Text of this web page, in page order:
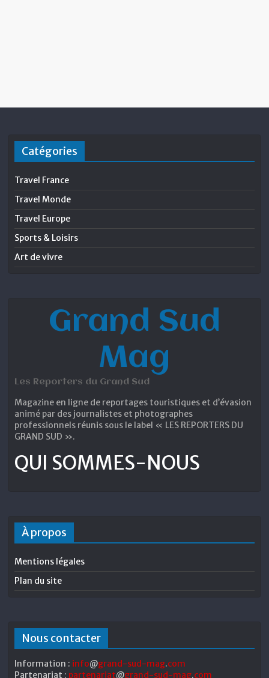
Catégories
Travel France
Travel Monde
Travel Europe
Sports & Loisirs
Art de vivre
Grand Sud
Mag
Les Reporters du Grand Sud
Magazine en ligne de reportages touristiques et d’évasion
animé par des journalistes et photographes
professionnels réunis sous le label « LES REPORTERS DU
GRAND SUD ».
QUI SOMMES-NOUS
À propos
Mentions légales
Plan du site
Nous contacter
Information : info@grand-sud-mag.com
Partenariat : partenariat@grand-sud-mag.com